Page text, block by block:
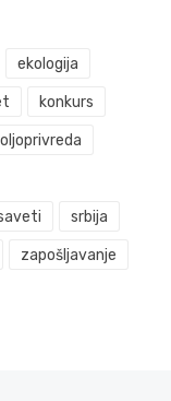
ekologija
konkurs
srbija
zapošljavanje